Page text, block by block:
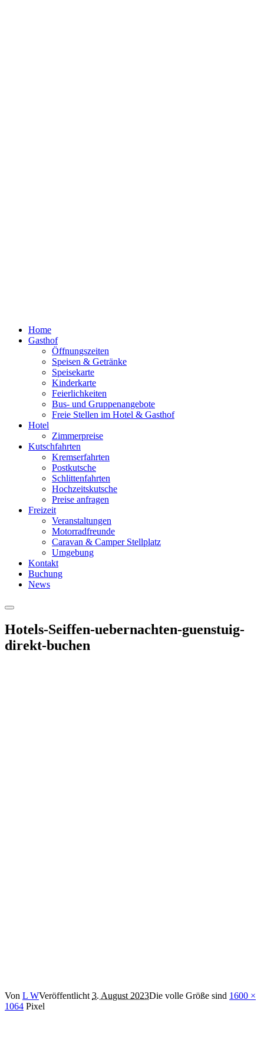
Home
Gasthof
Öffnungszeiten
Speisen & Getränke
Speisekarte
Kinderkarte
Feierlichkeiten
Bus- und Gruppenangebote
Freie Stellen im Hotel & Gasthof
Hotel
Zimmerpreise
Kutschfahrten
Kremserfahrten
Postkutsche
Schlittenfahrten
Hochzeitskutsche
Preise anfragen
Freizeit
Veranstaltungen
Motorradfreunde
Caravan & Camper Stellplatz
Umgebung
Kontakt
Buchung
News
Hauptmenü
Hotels-Seiffen-uebernachten-guenstuig-
direkt-buchen
Von L WVeröffentlicht 3. August 2023Die volle Größe sind 1600 ×
1064 Pixel